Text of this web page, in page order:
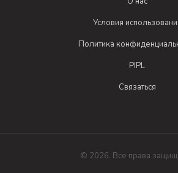
Условия
Политика
PIPL
Связаться
© 2026. Все права